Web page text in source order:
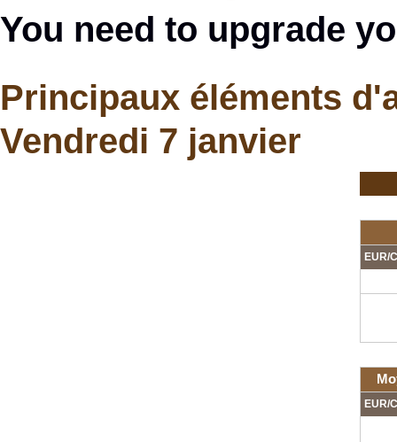
You need to upgrade
Principaux éléments
Vendredi 7 janvier
EUR/
EUR/